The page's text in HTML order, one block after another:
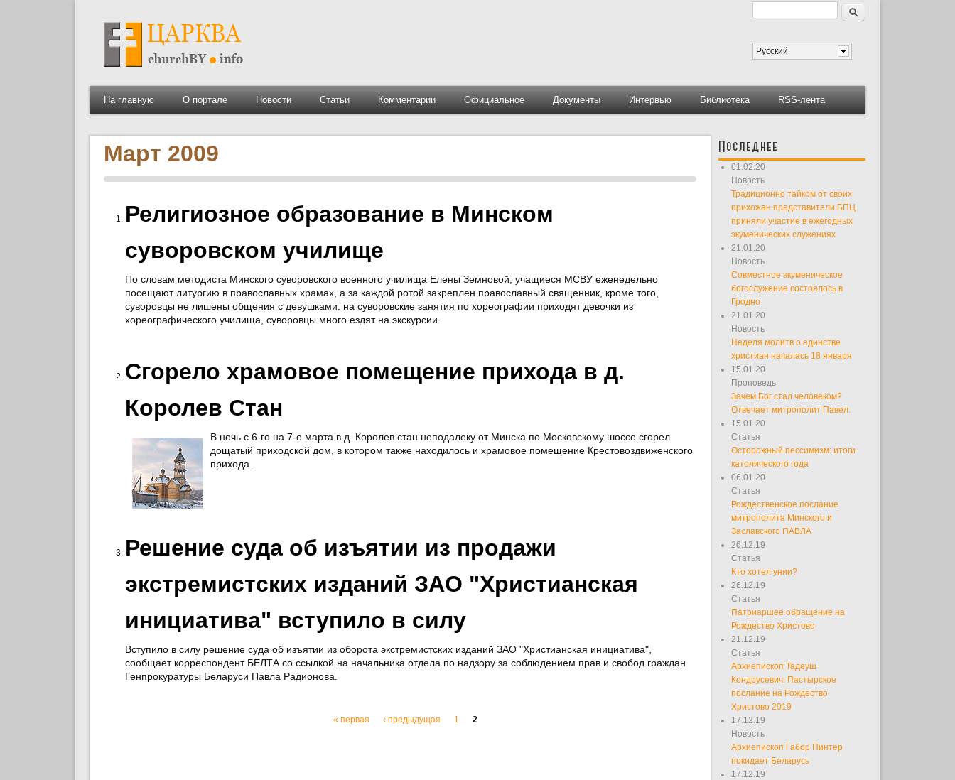
Форма поиска
Поиск
Русский
На главную О портале Новости Статьи Комментарии Официальное Документы Интервью Библиотека RSS-лента
Март 2009
Религиозное образование в Минском
суворовском училище
По словам методиста Минского суворовского военного училища Елены Земновой, учащиеся МСВУ еженедельно
посещают литургию в православных храмах, а за каждой ротой закреплен православный священник, кроме того,
суворовцы не лишены общения с девушками: на суворовские занятия по хореографии приходят девочки из
хореографического училища, суворовцы много ездят на экскурсии.
Сгорело храмовое помещение прихода в д.
Королев Стан
В ночь с 6-го на 7-е марта в д. Королев стан неподалеку от Минска по Московскому шоссе сгорел
дощатый приходской дом, в котором также находилось и храмовое помещение Крестовоздвиженского
прихода.
Решение суда об изъятии из продажи
экстремистских изданий ЗАО "Христианская
инициатива" вступило в силу
Вступило в силу решение суда об изъятии из оборота экстремистских изданий ЗАО "Христианская инициатива",
сообщает корреспондент БЕЛТА со ссылкой на начальника отдела по надзору за соблюдением прав и свобод граждан
Генпрокуратуры Беларуси Павла Радионова.
« первая ‹ предыдущая 1 2
Последнее
01.02.20
Новость
Традиционно тайком от своих
прихожан представители БПЦ
приняли участие в ежегодных
экуменических служениях
21.01.20
Новость
Совместное экуменическое
богослужение состоялось в
Гродно
21.01.20
Новость
Неделя молитв о единстве
христиан началась 18 января
15.01.20
Проповедь
Зачем Бог стал человеком?
Отвечает митрополит Павел.
15.01.20
Статья
Осторожный пессимизм: итоги
католического года
06.01.20
Статья
Рождественское послание
митрополита Минского и
Заславского ПАВЛА
26.12.19
Статья
Кто хотел унии?
26.12.19
Статья
Патриаршее обращение на
Рождество Христово
21.12.19
Статья
Архиепископ Тадеуш
Кондрусевич. Пастырское
послание на Рождество
Христово 2019
17.12.19
Новость
Архиепископ Габор Пинтер
покидает Беларусь
17.12.19